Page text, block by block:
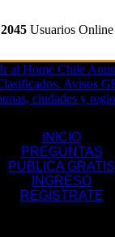
2045Usuarios Online
INICIO
PREGUNTAS
PUBLICA GRATIS
INGRESO
REGISTRATE